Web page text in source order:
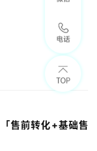
「售前转化+基础售